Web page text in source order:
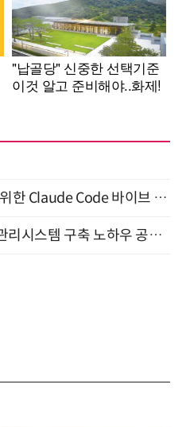
"모든 담당자(비개발자)를 위한 Claude Code 바이브 코딩 2-day 부트캠프" 9월 16~17일 개최
"AI 핀옵스 시스템과 토큰 관리시스템 구축 노하우 공개" 잠실 한국광고문화회관 2층 대회의실 (8/21)